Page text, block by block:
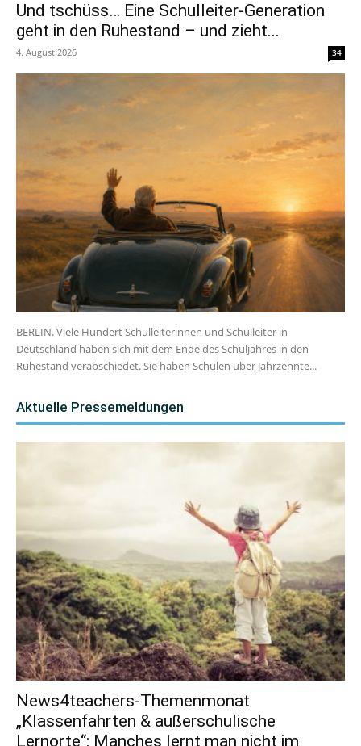
Und tschüss… Eine Schulleiter-Generation
geht in den Ruhestand – und zieht...
4. August 2026 34
BERLIN. Viele Hundert Schulleiterinnen und Schulleiter in
Deutschland haben sich mit dem Ende des Schuljahres in den
Ruhestand verabschiedet. Sie haben Schulen über Jahrzehnte...
Aktuelle Pressemeldungen
News4teachers-Themenmonat
„Klassenfahrten & außerschulische
Lernorte“: Manches lernt man nicht im